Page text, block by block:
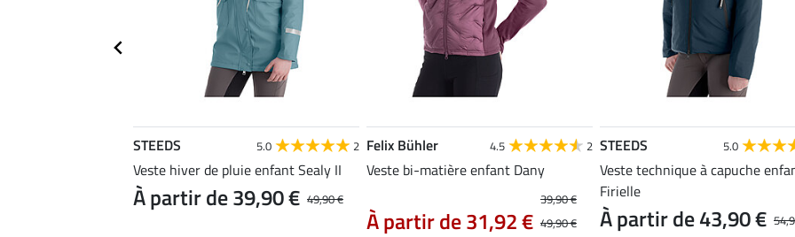
STEEDS 5.0 2
Veste hiver de pluie enfant Sealy II
49,90 €
À partir de 39,90 €
Felix Bühler 4.5 2
Veste bi-matière enfant Dany
39,90 €
49,90 €
À partir de 31,92 €
STEEDS 5.0
Veste technique à capuche
Firielle
À partir de 43,90 €